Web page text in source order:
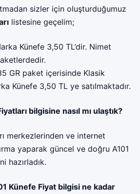
sizler için oluşturduğumuz
listesine geçelim;
Künefe 3,50 TL’dir. Nimet
GR paket içerisinde Klasik
Künefe 3,50 TL ye satılmaktadır.
bilgisine nasıl mı ulaştık?
merkezlerinden ve internet
yaparak güncel ve doğru A101
hazırladık.
Künefe Fiyat bilgisi ne kadar